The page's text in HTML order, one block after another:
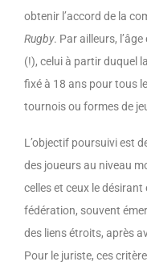
obtenir l’accord de la
Rugby. Par ailleurs,
(!), celui à partir duquel
fixé à 18 ans pour tous
tournois ou formes de
L’objectif poursuivi est
des joueurs au niveau
celles et ceux le désirant
fédération, souvent
des liens étroits, après
Pour le juriste, ces